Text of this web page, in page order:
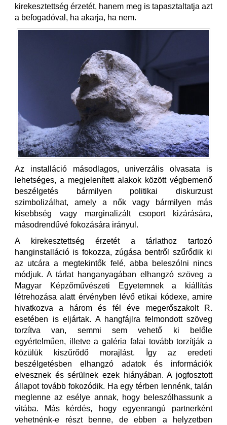
kirekesztettség érzetét, hanem meg is tapasztaltatja azt
a befogadóval, ha akarja, ha nem.
Az installáció másodlagos, univerzális olvasata is
lehetséges, a megjelenített alakok között végbemenő
beszélgetés bármilyen politikai diskurzust
szimbolizálhat, amely a nők vagy bármilyen más
kisebbség vagy marginalizált csoport kizárására,
másodrendűvé fokozására irányul.
A kirekesztettség érzetét a tárlathoz tartozó
hanginstalláció is fokozza, zúgása bentről szűrődik ki
az utcára a megtekintők felé, abba beleszólni nincs
módjuk. A tárlat hanganyagában elhangzó szöveg a
Magyar Képzőművészeti Egyetemnek a kiállítás
létrehozása alatt érvényben lévő etikai kódexe, amire
hivatkozva a három és fél éve megerőszakolt R.
esetében is eljártak. A hangfájlra felmondott szöveg
torzítva van, semmi sem vehető ki belőle
egyértelműen, illetve a galéria falai tovább torzítják a
közülük kiszűrődő morajlást. Így az eredeti
beszélgetésben elhangzó adatok és információk
elvesznek és sérülnek ezek hiányában. A jogfosztott
állapot tovább fokozódik. Ha egy térben lennénk, talán
meglenne az esélye annak, hogy beleszólhassunk a
vitába. Más kérdés, hogy egyenrangú partnerként
vehetnénk-e részt benne, de ebben a helyzetben